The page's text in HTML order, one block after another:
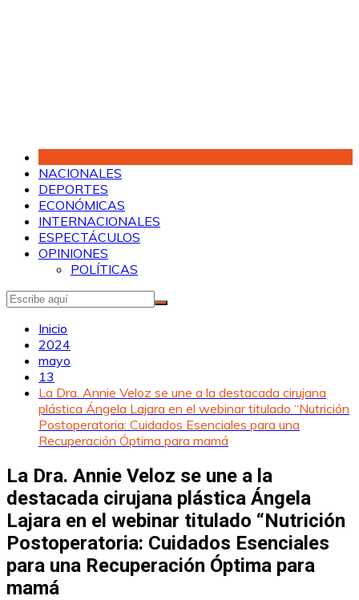
NACIONALES
DEPORTES
ECONÓMICAS
INTERNACIONALES
ESPECTÁCULOS
OPINIONES
POLÍTICAS
Inicio
2024
mayo
13
La Dra. Annie Veloz se une a la destacada cirujana
plástica Ángela Lajara en el webinar titulado “Nutrición
Postoperatoria: Cuidados Esenciales para una
Recuperación Óptima para mamá
La Dra. Annie Veloz se une a la
destacada cirujana plástica Ángela
Lajara en el webinar titulado “Nutrición
Postoperatoria: Cuidados Esenciales
para una Recuperación Óptima para
mamá